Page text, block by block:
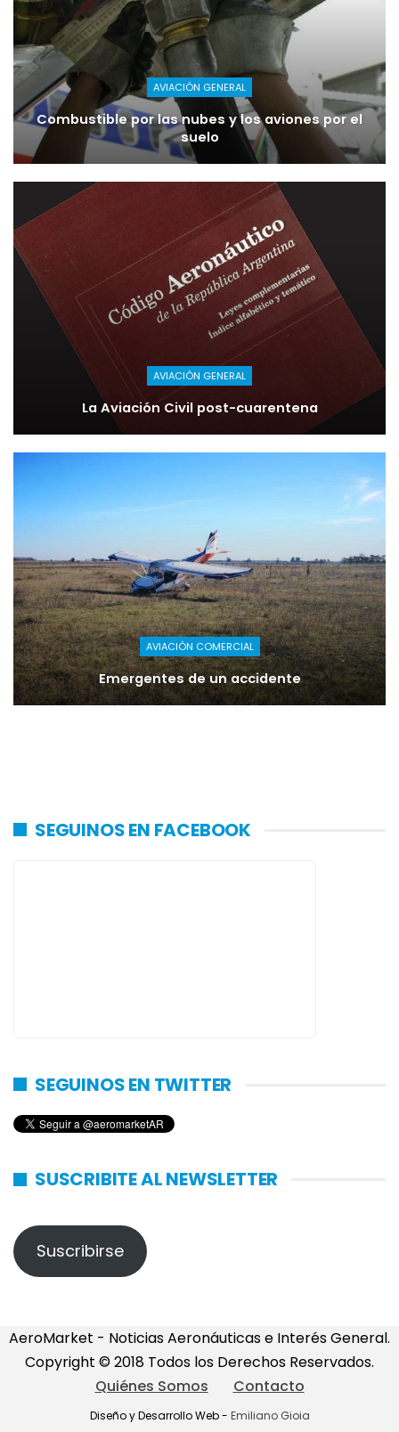
AVIACIÓN GENERAL
Combustible por las nubes y los aviones por el
suelo
AVIACIÓN GENERAL
La Aviación Civil post-cuarentena
AVIACIÓN COMERCIAL
Emergentes de un accidente
SEGUINOS EN FACEBOOK
SEGUINOS EN TWITTER
SUSCRIBITE AL NEWSLETTER
Suscribirse
AeroMarket - Noticias Aeronáuticas e Interés General.
Copyright © 2018 Todos los Derechos Reservados.
Quiénes Somos
Contacto
Diseño y Desarrollo Web - Emiliano Gioia